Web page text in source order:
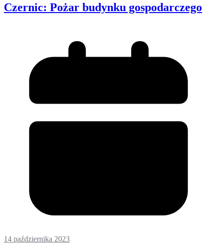
Czernic: Pożar budynku gospodarczego
14 października 2023